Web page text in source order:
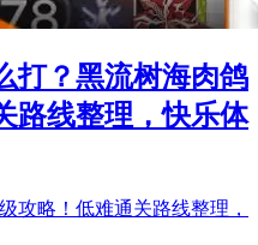
打？黑流树海肉鸽
路线整理，快乐体
攻略！低难通关路线整理，